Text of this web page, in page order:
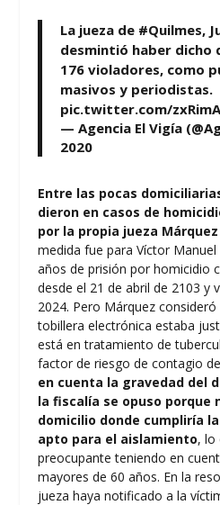
La jueza de #Quilmes,
desmintió haber dicho
176 violadores, como
masivos y periodistas.
pic.twitter.com/
— Agencia El Vigía
2020
Entre las pocas
dieron en casos de
por la propia jueza
medida fue para Víctor
años de prisión por homicidio
desde el 21 de abril de 2103 y
2024. Pero Márquez
tobillera electrónica estaba
está en tratamiento de
factor de riesgo de contagio
en cuenta la gravedad del
la fiscalía se opuso porque
domicilio donde cumpliría
apto para el aislamiento, lo
preocupante teniendo en
mayores de 60 años. En la
jueza haya notificado a la